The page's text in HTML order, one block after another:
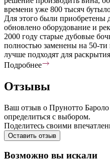
времени уже 800 тысяч
Для этого были приобретены
обновлено оборудование и
2000 году старые дубовые
полностью заменены на 50-ти
лучше подходят для
Подробнее
Отзывы
Ваш отзыв о Прунотто
определиться с выбором.
Поделитесь своими
Оставить отзыв
Возможно вы искали